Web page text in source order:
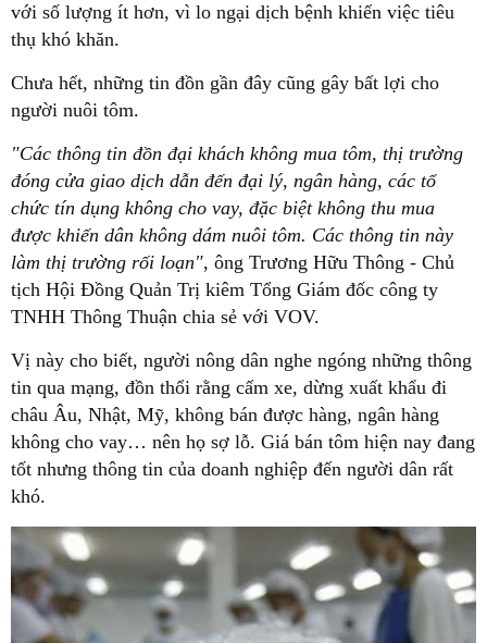
với số lượng ít hơn, vì lo ngại dịch bệnh khiến việc tiêu
thụ khó khăn.
Chưa hết, những tin đồn gần đây cũng gây bất lợi cho
người nuôi tôm.
"Các thông tin đồn đại khách không mua tôm, thị trường
đóng cửa giao dịch dẫn đến đại lý, ngân hàng, các tổ
chức tín dụng không cho vay, đặc biệt không thu mua
được khiến dân không dám nuôi tôm. Các thông tin này
làm thị trường rối loạn", ông Trương Hữu Thông - Chủ
tịch Hội Đồng Quản Trị kiêm Tổng Giám đốc công ty
TNHH Thông Thuận chia sẻ với VOV.
Vị này cho biết, người nông dân nghe ngóng những thông
tin qua mạng, đồn thổi rằng cấm xe, dừng xuất khẩu đi
châu Âu, Nhật, Mỹ, không bán được hàng, ngân hàng
không cho vay… nên họ sợ lỗ. Giá bán tôm hiện nay đang
tốt nhưng thông tin của doanh nghiệp đến người dân rất
khó.